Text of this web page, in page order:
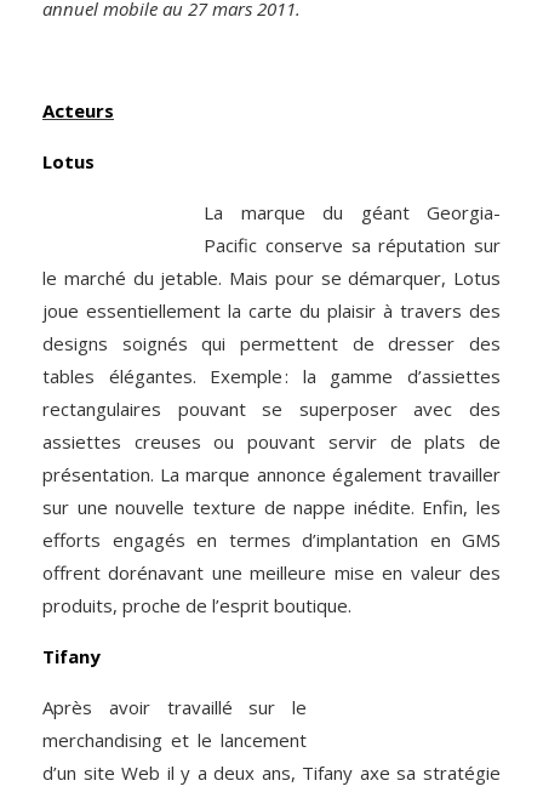
annuel mobile au 27 mars 2011.
Acteurs
Lotus
La marque du géant Georgia-
Pacific conserve sa réputation sur
le marché du jetable. Mais pour se démarquer, Lotus
joue essentiellement la carte du plaisir à travers des
designs soignés qui permettent de dresser des
tables élégantes. Exemple : la gamme d’assiettes
rectangulaires pouvant se superposer avec des
assiettes creuses ou pouvant servir de plats de
présentation. La marque annonce également travailler
sur une nouvelle texture de nappe inédite. Enfin, les
efforts engagés en termes d’implantation en GMS
offrent dorénavant une meilleure mise en valeur des
produits, proche de l’esprit boutique.
Tifany
Après avoir travaillé sur le
merchandising et le lancement
d’un site Web il y a deux ans, Tifany axe sa stratégie